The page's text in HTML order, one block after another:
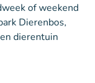
of weekend
Dierenbos,
dierentuin